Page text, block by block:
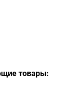
товары: